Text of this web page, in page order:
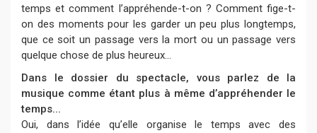
temps et comment l’appréhende-t-on ? Comment fige-t-
on des moments pour les garder un peu plus longtemps,
que ce soit un passage vers la mort ou un passage vers
quelque chose de plus heureux...
Dans le dossier du spectacle, vous parlez de la
musique comme étant plus à même d’appréhender le
temps...
Oui, dans l’idée qu’elle organise le temps avec des